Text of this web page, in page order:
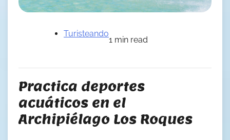
Turisteando
1 min read
Practica deportes
acuáticos en el
Archipiélago Los Roques